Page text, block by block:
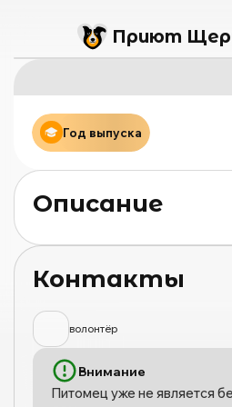
Приют
Описание
Контакты
волонтёр
Внимание
Питомец уже не является
Год выпуска